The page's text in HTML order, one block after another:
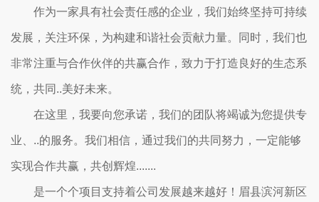
作为一家具有社会责任感的企业，我们始终坚持可持续
发展，关注环保，为构建和谐社会贡献力量。同时，我们也
非常注重与合作伙伴的共赢合作，致力于打造良好的生态系
统，共同..美好未来。
在这里，我要向您承诺，我们的团队将竭诚为您提供专
业、..的服务。我们相信，通过我们的共同努力，一定能够
实现合作共赢，共创辉煌.......
是一个个项目支持着公司发展越来越好！眉县滨河新区